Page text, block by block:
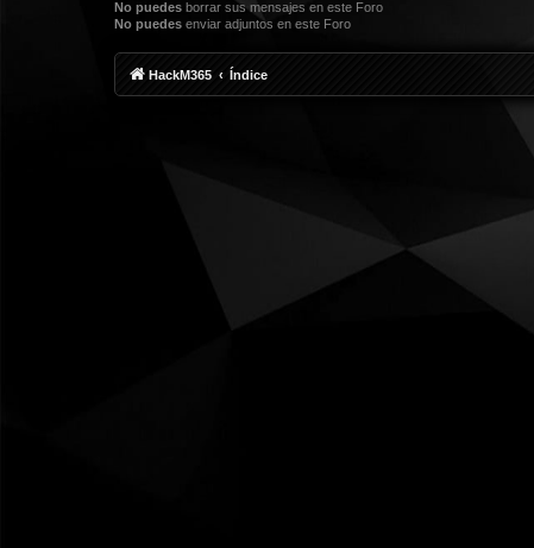
No puedes borrar sus mensajes en este Foro
No puedes enviar adjuntos en este Foro
HackM365 Índice